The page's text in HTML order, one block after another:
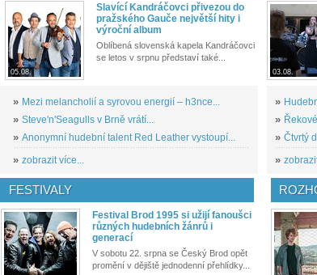
05.08.
Slavící Kandráčovci přivezou do
pražského Gauče největší hity i
výroční album
Oblíbená slovenská kapela Kandráčovci
se letos v srpnu představí také...
» Mezi melancholií a syrovou energií – h3nce...
» Steve'n'Seagulls v Brně vrátí...
» Anonymní hudební talent Red Leather vystoupí...
» zobrazit více...
03.08.
»
»
» Čtvrtý
»
FESTIVALY
Festival Brod 1995 si užijí fanoušci
různých hudebních žánrů i
generací
V sobotu 22. srpna se Český Brod opět
promění v dějiště jednodenní přehlídky...